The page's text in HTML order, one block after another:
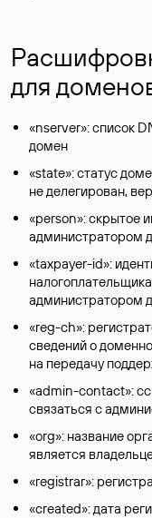
для
«nserver»: список
домен
«state»: статус
не делегирован,
«person»: скрытое
администратором
«taxpayer-id»:
администратором
«reg-ch»:
сведений о
на передачу
«admin-contact»:
связаться с
«org»: название
является
«registrar»:
«created»: дата